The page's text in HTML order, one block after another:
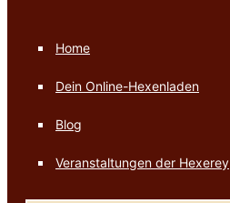
Home
Dein Online-Hexenladen
Blog
Veranstaltungen der Hexerey